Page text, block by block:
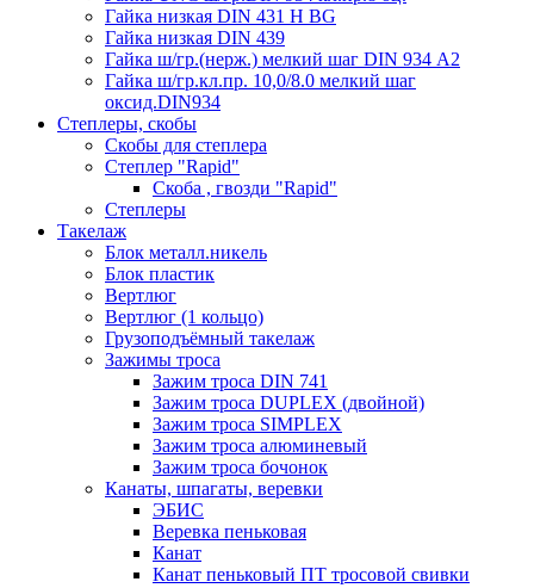
Гайка низкая DIN 431 H BG
Гайка низкая DIN 439
Гайка ш/гр.(нерж.) мелкий шаг DIN 934 А2
Гайка ш/гр.кл.пр. 10,0/8.0 мелкий шаг
оксид.DIN934
Степлеры, скобы
Скобы для степлера
Степлер "Rapid"
Скоба , гвозди "Rapid"
Степлеры
Такелаж
Блок металл.никель
Блок пластик
Вертлюг
Вертлюг (1 кольцо)
Грузоподъёмный такелаж
Зажимы троса
Зажим троса DIN 741
Зажим троса DUPLEX (двойной)
Зажим троса SIMPLEX
Зажим троса алюминевый
Зажим троса бочонок
Канаты, шпагаты, веревки
ЭБИС
Веревка пеньковая
Канат
Канат пеньковый ПТ тросовой свивки